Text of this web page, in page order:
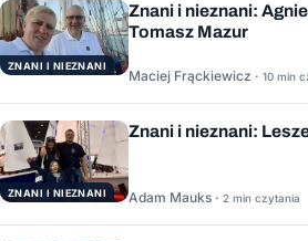
ZNANI I NIEZNANI
Znani i nieznani:
Tomasz Mazur
Maciej Frąckiewicz · 10 min
ZNANI I NIEZNANI
Znani i nieznani:
Adam Mauks · 2 min czytania